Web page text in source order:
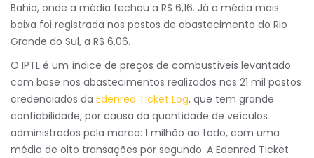
Bahia, onde a média fechou a R$ 6,16. Já a média mais
baixa foi registrada nos postos de abastecimento do Rio
Grande do Sul, a R$ 6,06.
O IPTL é um índice de preços de combustíveis levantado
com base nos abastecimentos realizados nos 21 mil postos
credenciados da Edenred Ticket Log, que tem grande
confiabilidade, por causa da quantidade de veículos
administrados pela marca: 1 milhão ao todo, com uma
média de oito transações por segundo. A Edenred Ticket